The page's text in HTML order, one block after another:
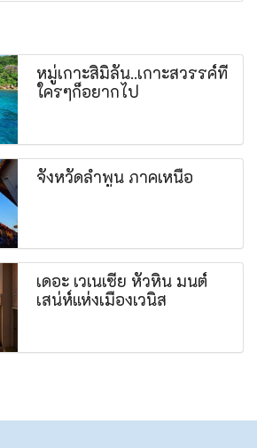
หมู่เกาะสิมิลัน..เกาะสวรรค์ที่
ใครๆก็อยากไป
จังหวัดลำพูน ภาคเหนือ
เดอะ เวเนเซีย หัวหิน มนต์
เสน่ห์แห่งเมืองเวนิส